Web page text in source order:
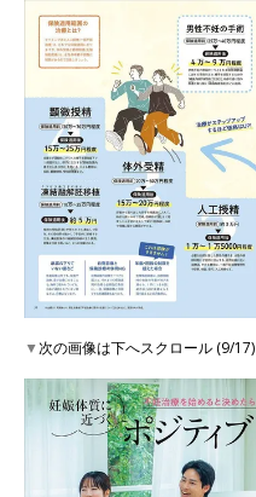
▼次の画像は下へスクロール (9/17)